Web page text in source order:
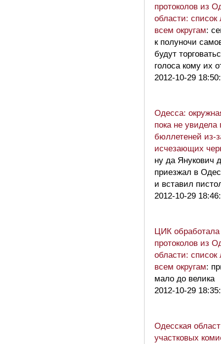
протоколов из
области: список
всем округам:
к полуночи
будут
голоса кому их
2012-10-29
Одесса:
пока не увидела
бюллетеней из-
исчезающих
ну да Янукович
приезжал в
и вставил
2012-10-29
ЦИК обработала
протоколов из
области: список
всем округам:
мало до велика
2012-10-29
Одесская
участковых